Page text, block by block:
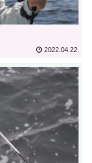
2022.04.22